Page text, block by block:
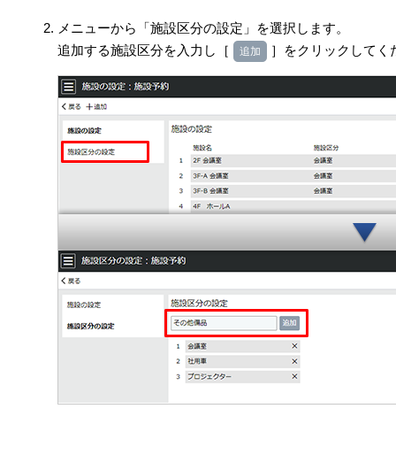
メニューから「施設区分の設定」を選択します。
追加する施設区分を入力し［
追加 ］をクリックしてく